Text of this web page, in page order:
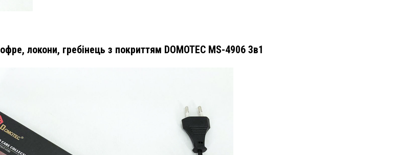
локони, гребінець з покриттям DOMOTEC MS-4906 3в1